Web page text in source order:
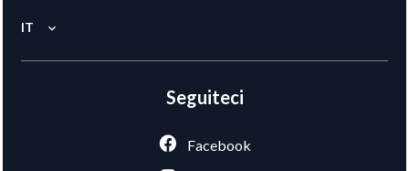
IT
Seguiteci
Facebook